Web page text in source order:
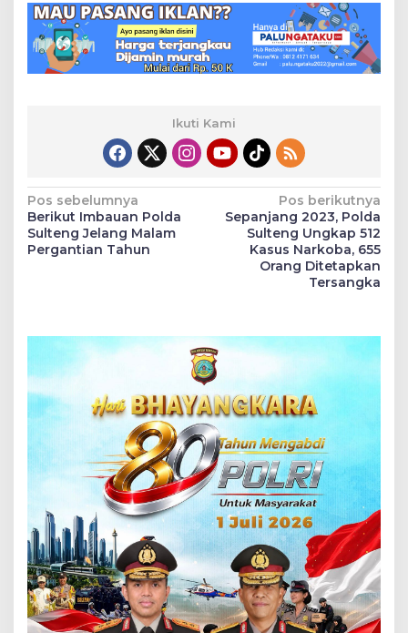
Ikuti Kami
Navigasi
pos
Pos sebelumnya
Berikut Imbauan Polda
Sulteng Jelang Malam
Pergantian Tahun
Pos berikutnya
Sepanjang 2023, Polda
Sulteng Ungkap 512
Kasus Narkoba, 655
Orang Ditetapkan
Tersangka